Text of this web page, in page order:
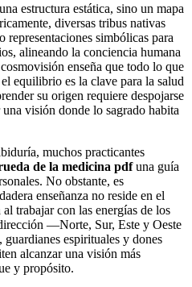
estructura estática, sino un mapa
diversas tribus nativas
simbólicas para
alineando la conciencia humana
enseña que todo lo que
equilibrio es la clave para la salud
su origen requiere despojarse
visión donde lo sagrado habita
muchos practicantes
de la medicina pdfuna guía
No obstante, es
enseñanza no reside en el
trabajar con las energías de los
—Norte, Sur, Este y Oeste
espirituales y dones
alcanzar una visión más
y propósito.